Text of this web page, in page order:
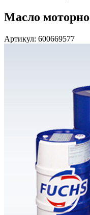
Масло
Артикул: 600669577